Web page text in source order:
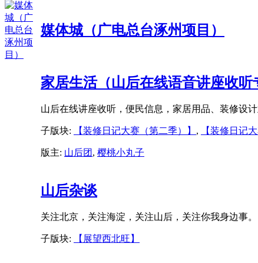
媒体城（广电总台涿州项目）
家居生活（山后在线语音讲座收听
山后在线讲座收听，便民信息，家居用品、装修设
子版块: 【装修日记大赛（第二季）】 , 【装修日记
版主: 山后团 , 樱桃小丸子
山后杂谈
关注北京，关注海淀，关注山后，关注你我身边事。
子版块: 【展望西北旺】